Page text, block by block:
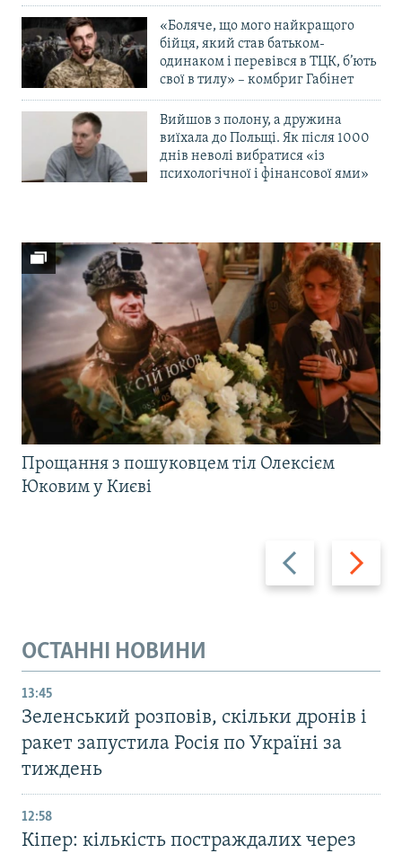
«Боляче, що мого найкращого
бійця, який став батьком-
одинаком і перевівся в ТЦК, б’ють
свої в тилу» – комбриг Габінет
Вийшов з полону, а дружина
виїхала до Польщі. Як після 1000
днів неволі вибратися «із
психологічної і фінансової ями»
Назад Вперед
Прощання з пошуковцем тіл Олексієм
Юковим у Києві
ОСТАННІ НОВИНИ
13:45
Зеленський розповів, скільки дронів і
ракет запустила Росія по Україні за
тиждень
12:58
Кіпер: кількість постраждалих через